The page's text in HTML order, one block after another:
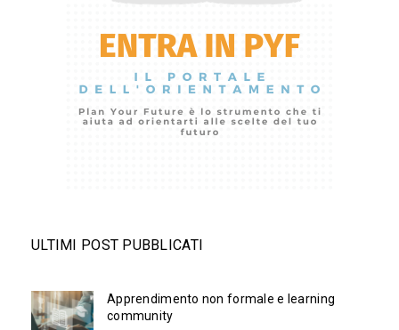
ULTIMI POST PUBBLICATI
Apprendimento non formale e learning
community